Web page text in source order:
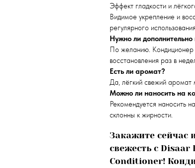
Эффект гладкости и
Видимое укрепление и
регулярного
Нужно ли
По желанию. Кондиционер
восстановления раз в
Есть ли аромат?
Да, лёгкий свежий
Можно ли наносить на
Рекомендуется наносить
склонны к жирности.
Закажите сейчас
свежесть с
Conditioner!